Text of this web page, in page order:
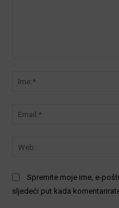
Spremite moje ime, e-
sljedeći put kada